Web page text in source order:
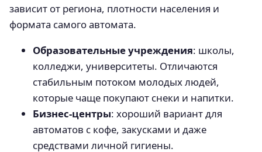
зависит от региона, плотности населения и
формата самого автомата.
Образовательные учреждения: школы,
колледжи, университеты. Отличаются
стабильным потоком молодых людей,
которые чаще покупают снеки и напитки.
Бизнес-центры: хороший вариант для
автоматов с кофе, закусками и даже
средствами личной гигиены.